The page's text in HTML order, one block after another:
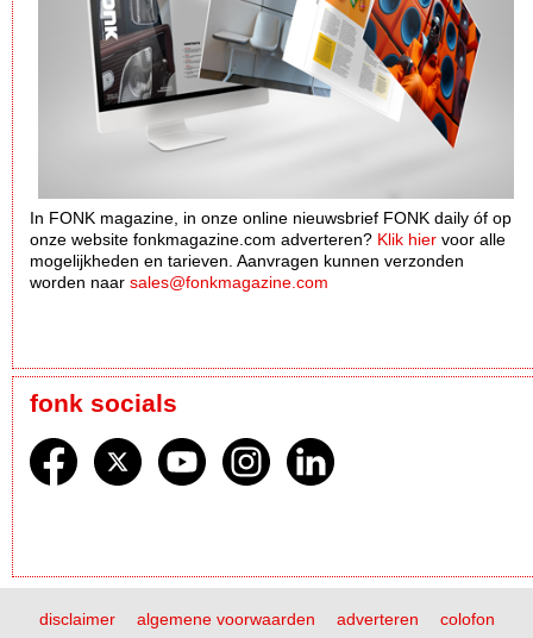
In FONK magazine, in onze online nieuwsbrief FONK daily óf op
onze website fonkmagazine.com adverteren? Klik hier voor alle
mogelijkheden en tarieven. Aanvragen kunnen verzonden
worden naar sales@fonkmagazine.com
fonk socials
disclaimer algemene voorwaarden adverteren colofon